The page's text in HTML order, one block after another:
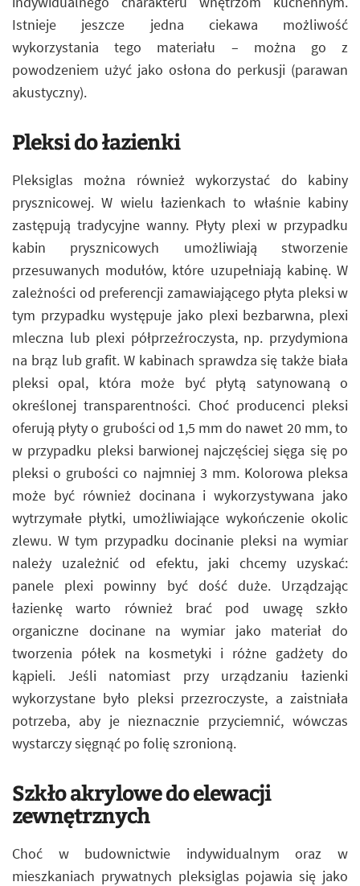
Istnieje jeszcze jedna ciekawa możliwość
wykorzystania tego materiału – można go z
powodzeniem użyć jako osłona do perkusji (parawan
akustyczny).
Pleksi do łazienki
Pleksiglas można również wykorzystać do kabiny
prysznicowej. W wielu łazienkach to właśnie kabiny
zastępują tradycyjne wanny. Płyty plexi w przypadku
kabin prysznicowych umożliwiają stworzenie
przesuwanych modułów, które uzupełniają kabinę. W
zależności od preferencji zamawiającego płyta pleksi w
tym przypadku występuje jako plexi bezbarwna, plexi
mleczna lub plexi półprzeźroczysta, np. przydymiona
na brąz lub grafit. W kabinach sprawdza się także biała
pleksi opal, która może być płytą satynowaną o
określonej transparentności. Choć producenci pleksi
oferują płyty o grubości od 1,5 mm do nawet 20 mm, to
w przypadku pleksi barwionej najczęściej sięga się po
pleksi o grubości co najmniej 3 mm. Kolorowa pleksa
może być również docinana i wykorzystywana jako
wytrzymałe płytki, umożliwiające wykończenie okolic
zlewu. W tym przypadku docinanie pleksi na wymiar
należy uzależnić od efektu, jaki chcemy uzyskać:
panele plexi powinny być dość duże. Urządzając
łazienkę warto również brać pod uwagę szkło
organiczne docinane na wymiar jako materiał do
tworzenia półek na kosmetyki i różne gadżety do
kąpieli. Jeśli natomiast przy urządzaniu łazienki
wykorzystane było pleksi przezroczyste, a zaistniała
potrzeba, aby je nieznacznie przyciemnić, wówczas
wystarczy sięgnąć po folię szronioną.
Szkło akrylowe do elewacji
zewnętrznych
Choć w budownictwie indywidualnym oraz w
mieszkaniach prywatnych pleksiglas pojawia się jako